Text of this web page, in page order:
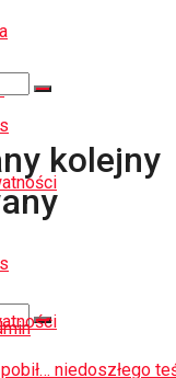
kolejny